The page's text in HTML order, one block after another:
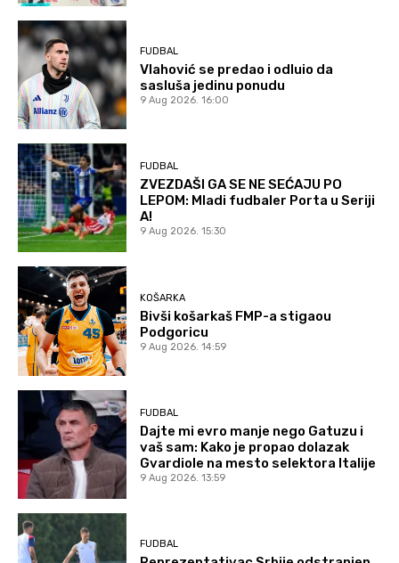
FUDBAL
Vlahović se predao i odluio da
sasluša jedinu ponudu
9 Aug 2026. 16:00
FUDBAL
ZVEZDAŠI GA SE NE SEĆAJU PO
LEPOM: Mladi fudbaler Porta u Seriji
A!
9 Aug 2026. 15:30
KOŠARKA
Bivši košarkaš FMP-a stigaou
Podgoricu
9 Aug 2026. 14:59
FUDBAL
Dajte mi evro manje nego Gatuzu i
vaš sam: Kako je propao dolazak
Gvardiole na mesto selektora Italije
9 Aug 2026. 13:59
FUDBAL